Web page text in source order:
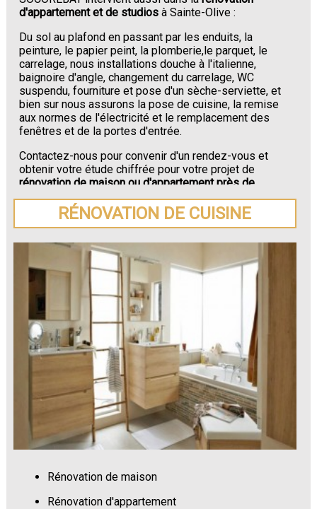
d'appartement et de studios à Sainte-Olive :
Du sol au plafond en passant par les enduits, la
peinture, le papier peint, la plomberie,le parquet, le
carrelage, nous installations douche à l'italienne,
baignoire d'angle, changement du carrelage, WC
suspendu, fourniture et pose d'un sèche-serviette, et
bien sur nous assurons la pose de cuisine, la remise
aux normes de l'électricité et le remplacement des
fenêtres et de la portes d'entrée.
Contactez-nous pour convenir d'un rendez-vous et
obtenir votre étude chiffrée pour votre projet de
rénovation de maison ou d'appartement près de
Sainte-Olive.
RÉNOVATION DE CUISINE
Rénovation de maison
Rénovation d'appartement